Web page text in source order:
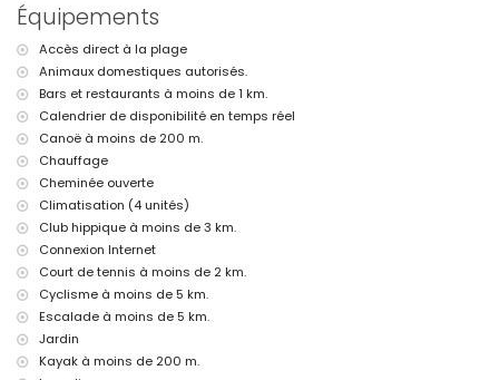
villa)
aéroport le plus proche : Valence (à moins de 100 kilomètres de la
villa)
deuxième aéroport le plus proche : Alicante (> 100 kilomètres)
fumer n'est pas permis
animaux autorisés
L'hébergement est très adapté pour les familles avec enfants
Équipements et services inclus dans le prix de location de la villa
internet (Wi-Fi)
aspirateur, fer et planche à repasser
linge de lit et serviettes
service de réception et service de surveillance 24 heures
chauffage par air et climatisation
Équipements et services avec supplément
Divertissement et activités de loisirs pour vos vacances à Calpe,
Équipements
Accès direct à la plage
Animaux domestiques autorisés.
Bars et restaurants à moins de 1 km.
Calendrier de disponibilité en temps réel
Canoë à moins de 200 m.
Chauffage
Cheminée ouverte
Climatisation (4 unités)
Club hippique à moins de 3 km.
Connexion Internet
Court de tennis à moins de 2 km.
Cyclisme à moins de 5 km.
Escalade à moins de 5 km.
Jardin
Kayak à moins de 200 m.